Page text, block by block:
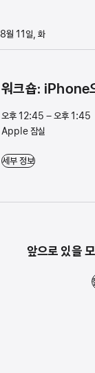
8월 11일, 화
워⁠크⁠숍⁠: iPhone⁠
오후 12:45 – 오후 1:45
Apple 잠실
워⁠크⁠숍⁠: iPhone⁠으⁠로 동⁠
세부 정보
앞으로 있을